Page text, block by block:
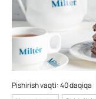
Pishirish vaqti: 40 daqiqa